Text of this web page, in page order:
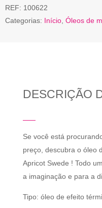
REF: 100622
Categorias: Início Óleos de
DESCRIÇÃO
Se você está
preço, descubra o óleo
Apricot Swede ! Todo
a imaginação e para a
Tipo: óleo de efeito